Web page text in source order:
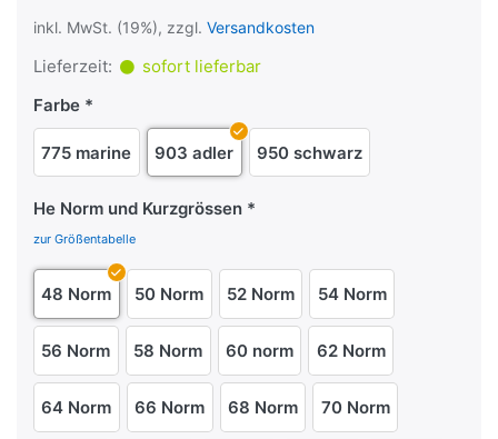
inkl. MwSt. (19%), zzgl. Versandkosten
Lieferzeit:
sofort lieferbar
Farbe
775 marine 903 adler 950 schwarz
He Norm und Kurzgrössen
zur Größentabelle
48 Norm 50 Norm 52 Norm 54 Norm
56 Norm 58 Norm 60 norm 62 Norm
64 Norm 66 Norm 68 Norm 70 Norm